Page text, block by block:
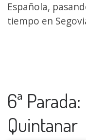
Española,
tiempo en
6ª
Quintanar